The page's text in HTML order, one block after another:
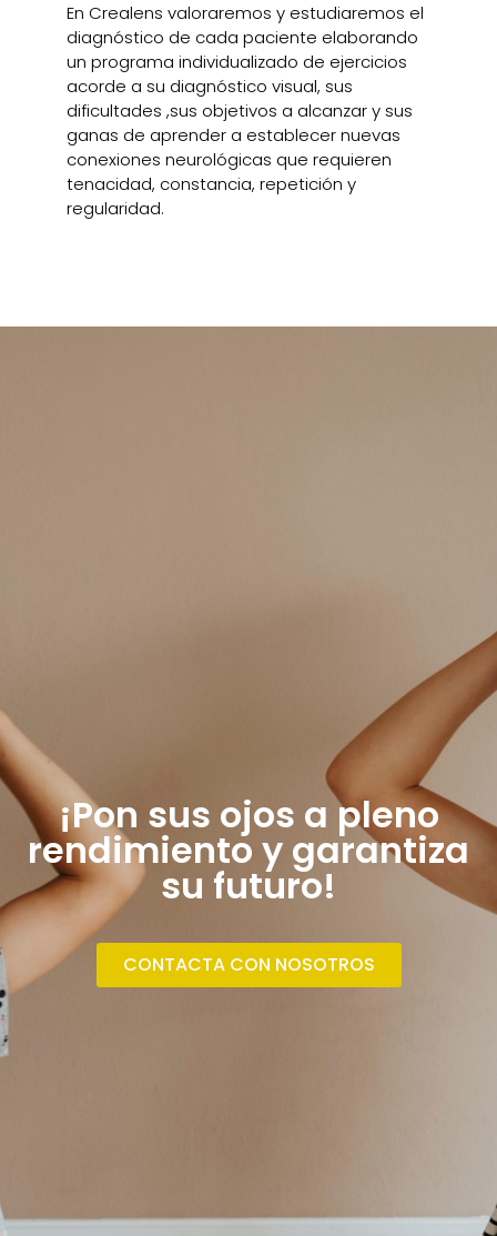
En Crealens valoraremos y estudiaremos el
diagnóstico de cada paciente elaborando
un programa individualizado de ejercicios
acorde a su diagnóstico visual, sus
dificultades ,sus objetivos a alcanzar y sus
ganas de aprender a establecer nuevas
conexiones neurológicas que requieren
tenacidad, constancia, repetición y
regularidad.
¡Pon sus ojos a pleno
rendimiento y garantiza
su futuro!
CONTACTA CON NOSOTROS